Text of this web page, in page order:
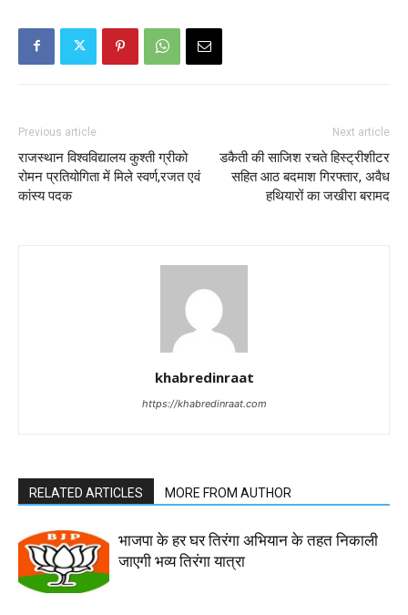
Previous article
राजस्थान विश्वविद्यालय कुश्ती ग्रीको
रोमन प्रतियोगिता में मिले स्वर्ण,रजत एवं
कांस्य पदक
Next article
डकैती की साजिश रचते हिस्ट्रीशीटर
सहित आठ बदमाश गिरफ्तार, अवैध
हथियारों का जखीरा बरामद
khabredinraat
https://khabredinraat.com
RELATED ARTICLES MORE FROM AUTHOR
भाजपा के हर घर तिरंगा अभियान के तहत निकाली
जाएगी भव्य तिरंगा यात्रा